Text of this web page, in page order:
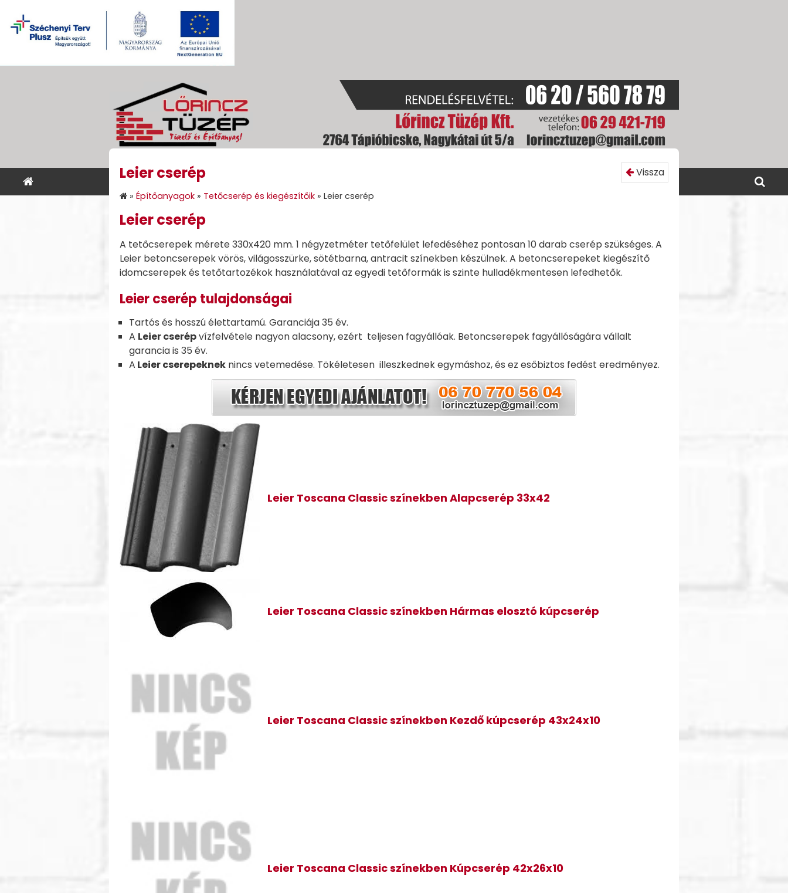
KEZDŐLAP AKCIÓINK
Vissza
Leier cserép
» Építőanyagok » Tetőcserép és kiegészítőik » Leier cserép
Leier cserép
A tetőcserepek mérete 330x420 mm. 1 négyzetméter tetőfelület lefedéséhez pontosan 10 darab cserép szükséges. A
Leier betoncserepek vörös, világosszürke, sötétbarna, antracit színekben készülnek. A betoncserepeket kiegészítő
idomcserepek és tetőtartozékok használatával az egyedi tetőformák is szinte hulladékmentesen lefedhetők.
Leier cserép tulajdonságai
Tartós és hosszú élettartamú. Garanciája 35 év.
A Leier cserépvízfelvétele nagyon alacsony, ezért teljesen fagyállóak. Betoncserepek fagyállóságára vállalt
garancia is 35 év.
A Leier cserepeknek nincs vetemedése. Tökéletesen illeszkednek egymáshoz, és ez esőbiztos fedést eredményez.
Leier Toscana Classic színekben Alapcserép 33x42
Leier Toscana Classic színekben Hármas elosztó kúpcserép
Leier Toscana Classic színekben Kezdő kúpcserép 43x24x10
Leier Toscana Classic színekben Kúpcserép 42x26x10